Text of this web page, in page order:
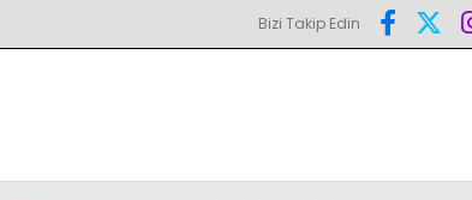
Bizi Takip Edin